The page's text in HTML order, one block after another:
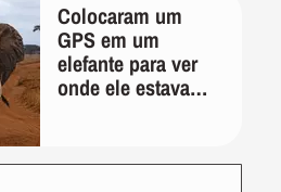
Colocaram um
GPS em um
elefante para ver
onde ele estava
desenhou um